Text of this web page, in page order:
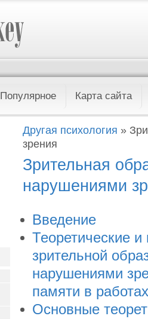
Популярное Карта сайта
Другая психология »
зрения
Зрительная
нарушениями
Введение
Теоретические
зрительной
нарушениями
памяти в
Основные